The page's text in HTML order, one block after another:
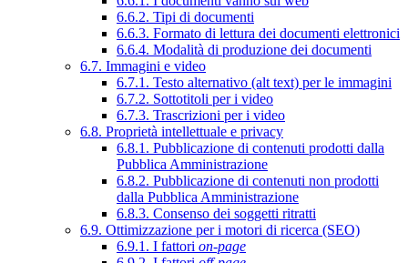
6.6.2. Tipi di documenti
6.6.3. Formato di lettura dei documenti elettronici
6.6.4. Modalità di produzione dei documenti
6.7. Immagini e video
6.7.1. Testo alternativo (alt text) per le immagini
6.7.2. Sottotitoli per i video
6.7.3. Trascrizioni per i video
6.8. Proprietà intellettuale e privacy
6.8.1. Pubblicazione di contenuti prodotti dalla
Pubblica Amministrazione
6.8.2. Pubblicazione di contenuti non prodotti
dalla Pubblica Amministrazione
6.8.3. Consenso dei soggetti ritratti
6.9. Ottimizzazione per i motori di ricerca (SEO)
6.9.1. I fattori on-page